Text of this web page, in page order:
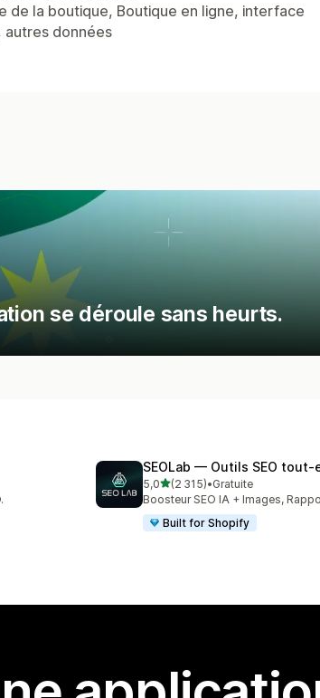
de la boutique, Boutique en ligne, interface
autres données
se déroule sans heurts.
SEOLab — Outils SEO
5,0étoile(s) sur 5
(2 315)
2315 avis au total
•Gratuite
Boosteur SEO IA + Images,
Built for Shopify